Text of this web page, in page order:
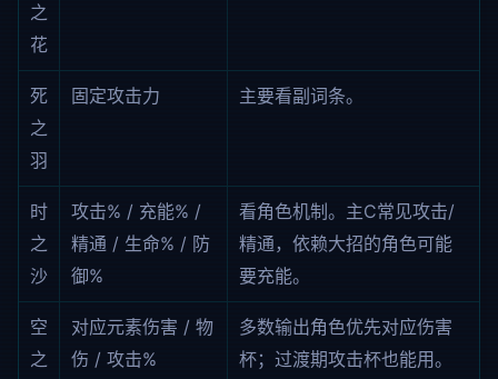
之
花
死
之
羽
固定攻击力 主要看副词条。
时
之
沙
攻击% / 充能% /
精通 / 生命% / 防
御%
看角色机制。主C常见攻击/
精通，依赖大招的角色可能
要充能。
空
之
对应元素伤害 / 物
伤 / 攻击%
多数输出角色优先对应伤害
杯；过渡期攻击杯也能用。